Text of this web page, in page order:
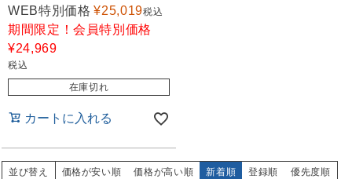
WEB特別価格 ¥25,019税込
期間限定！会員特別価格
¥24,969
税込
在庫切れ
カートに入れる
並び替え 価格が安い順 価格が高い順 新着順 登録順 優先度順